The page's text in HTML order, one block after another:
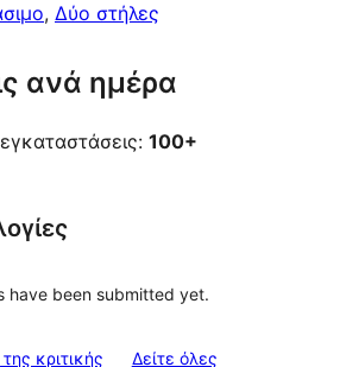
, Δύο στήλες
ανά ημέρα
100+
have been submitted yet.
κριτικής Δείτε όλες